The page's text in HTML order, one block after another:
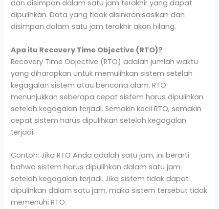
dan disimpan dalam satu jam terakhir yang dapat
dipulihkan. Data yang tidak disinkronisasikan dan
disimpan dalam satu jam terakhir akan hilang.
Apa itu Recovery Time Objective (RTO)?
Recovery Time Objective (RTO) adalah jumlah waktu
yang diharapkan untuk memulihkan sistem setelah
kegagalan sistem atau bencana alam. RTO
menunjukkan seberapa cepat sistem harus dipulihkan
setelah kegagalan terjadi. Semakin kecil RTO, semakin
cepat sistem harus dipulihkan setelah kegagalan
terjadi.
Contoh: Jika RTO Anda adalah satu jam, ini berarti
bahwa sistem harus dipulihkan dalam satu jam
setelah kegagalan terjadi. Jika sistem tidak dapat
dipulihkan dalam satu jam, maka sistem tersebut tidak
memenuhi RTO.